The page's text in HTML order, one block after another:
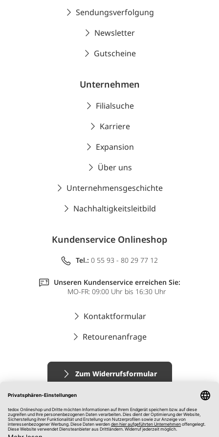
Sendungsverfolgung
Newsletter
Gutscheine
Unternehmen
Filialsuche
Karriere
Expansion
Über uns
Unternehmensgeschichte
Nachhaltigkeitsleitbild
Kundenservice Onlineshop
Tel.: 0 55 93 - 80 29 77 12
Unseren Kundenservice erreichen Sie:
MO-FR: 09:00 Uhr bis 16:30 Uhr
Kontaktformular
Retourenanfrage
Zum Widerrufsformular
Impressum
AGB